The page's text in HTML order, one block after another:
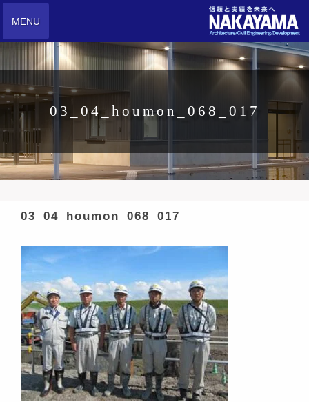
MENU
03_04_houmon_068_017
03_04_houmon_068_017